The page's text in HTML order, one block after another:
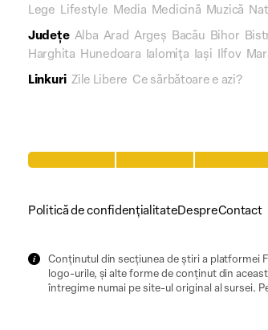
Lege Lifestyle Media Medicină Muzică
Județe Alba Arad Argeș Bacău Bihor
Harghita Hunedoara Ialomița Iași Ilfov
Linkuri Zile Libere Ce sărbătoare e azi?
Politică de confidențialitateDespreContact
Conținutul din secțiunea de știri a platformei
logo-urile, și alte forme de conținut din
întregime numai pe site-ul original al sursei.